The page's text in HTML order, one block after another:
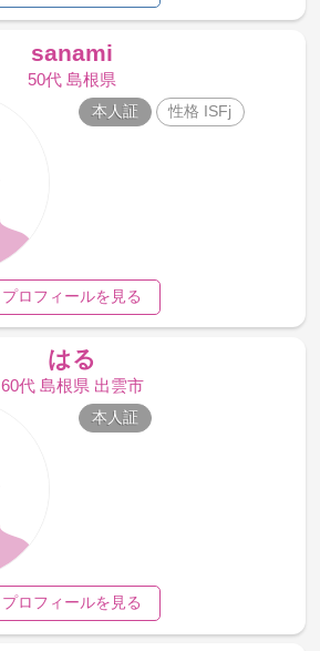
sanami
50代 島根県
本人証 性格 ISFj
プロフィールを見る
はる
60代 島根県 出雲市
本人証
プロフィールを見る